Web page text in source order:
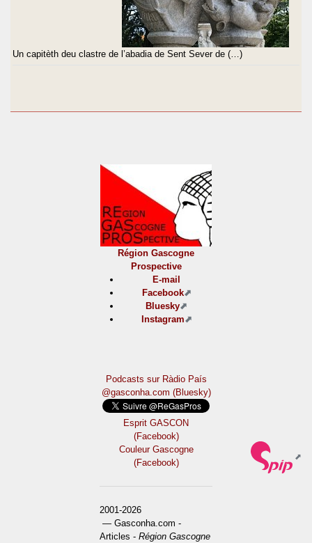
Un capitèth deu clastre de l’abadia de Sent Sever de (…)
Région Gascogne
Prospective
E-mail
Facebook
Bluesky
Instagram
Podcasts sur Ràdio País
@gasconha.com (Bluesky)
Esprit GASCON
(Facebook)
Couleur Gascogne
(Facebook)
2001-2026
— Gasconha.com -
Articles -Région Gascogne